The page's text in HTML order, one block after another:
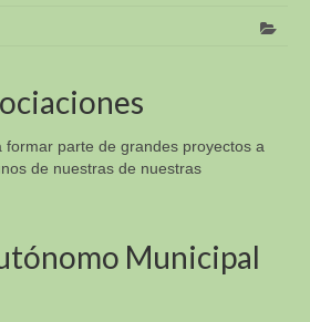
formar parte de grandes proyectos a
de nuestras de nuestras
Municipal